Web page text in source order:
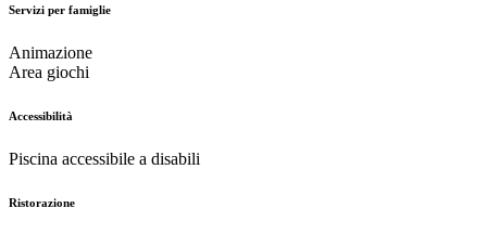
Servizi per famiglie
Animazione
Area giochi
Accessibilità
Piscina accessibile a disabili
Ristorazione